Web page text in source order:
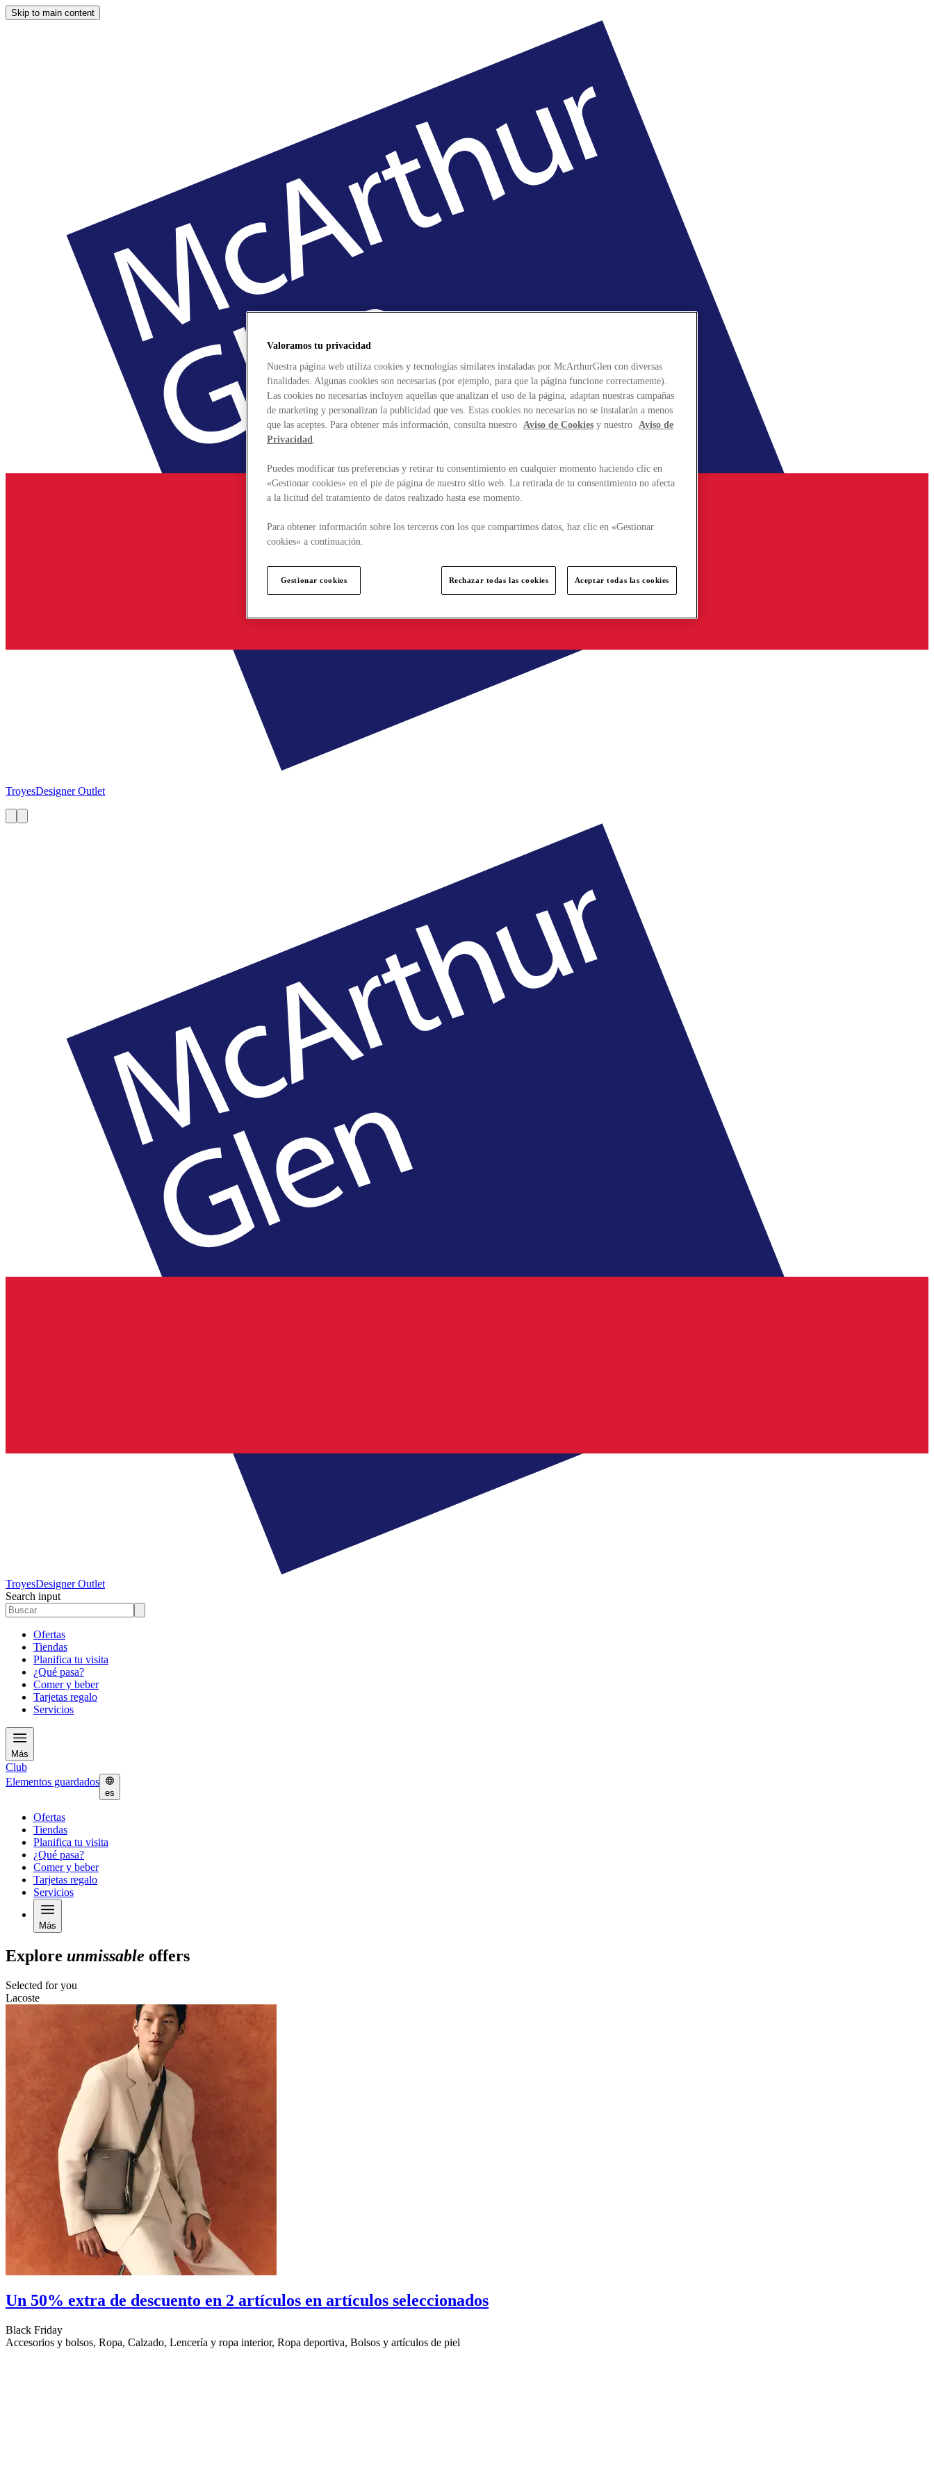
Skip to main content
TroyesDesigner Outlet
TroyesDesigner Outlet
Search input
Ofertas
Tiendas
Planifica tu visita
¿Qué pasa?
Comer y beber
Tarjetas regalo
Servicios
Más
Club
Elementos guardados
es
Ofertas
Tiendas
Planifica tu visita
¿Qué pasa?
Comer y beber
Tarjetas regalo
Servicios
Más
Explore unmissable offers
Selected for you
Lacoste
Un 50% extra de descuento en 2 artículos en artículos seleccionados
Black Friday
Accesorios y bolsos, Ropa, Calzado, Lencería y ropa interior, Ropa deportiva, Bolsos y artículos de piel
Valoramos tu privacidad
Nuestra página web utiliza cookies y tecnologías similares instaladas por McArthurGlen con diversas
finalidades. Algunas cookies son necesarias (por ejemplo, para que la página funcione correctamente).
Las cookies no necesarias incluyen aquellas que analizan el uso de la página, adaptan nuestras campañas
de marketing y personalizan la publicidad que ves. Estas cookies no necesarias no se instalarán a menos
que las aceptes. Para obtener más información, consulta nuestro Aviso de Cookies y nuestro Aviso de
Privacidad.
Puedes modificar tus preferencias y retirar tu consentimiento en cualquier momento haciendo clic en
«Gestionar cookies» en el pie de página de nuestro sitio web. La retirada de tu consentimiento no afecta
a la licitud del tratamiento de datos realizado hasta ese momento.
Para obtener información sobre los terceros con los que compartimos datos, haz clic en «Gestionar
cookies» a continuación.
Gestionar cookies Rechazar todas las cookies Aceptar todas las cookies